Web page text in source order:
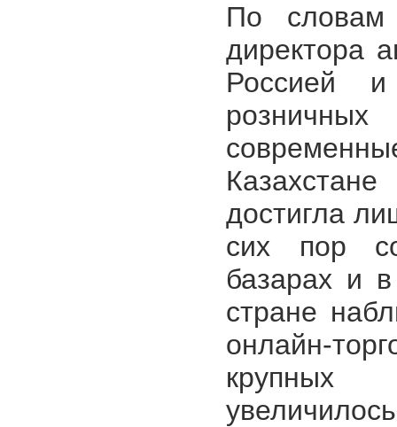
По словам
директора
Россией
достигла
сих пор
базарах и
стране
онлайн-
крупных